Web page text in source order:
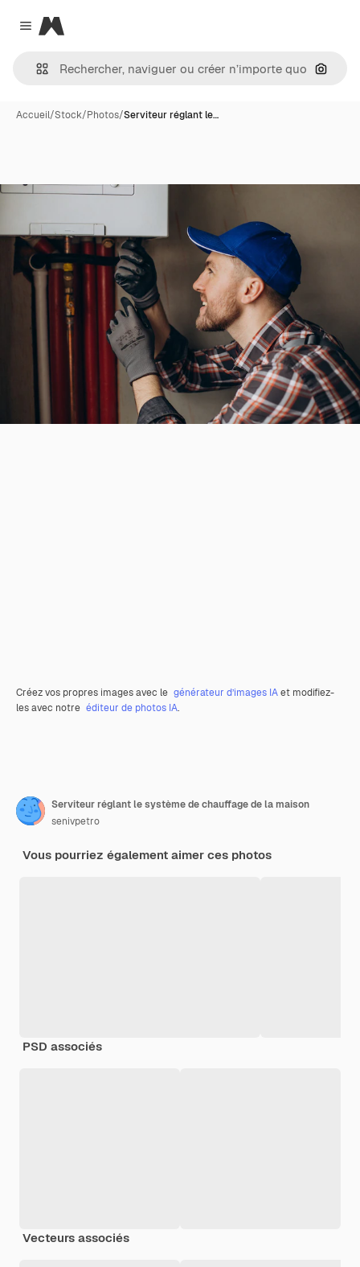
Close menu
Magnific
Accueil/Stock/Photos/Serviteur réglant le…
Créez vos propres images avec le générateur d’images IAet modifiez-
les avec notre éditeur de photos IA.
Serviteur réglant le système de chauffage de la maison
senivpetro
Vous pourriez également aimer ces photos
PSD associés
Vecteurs associés